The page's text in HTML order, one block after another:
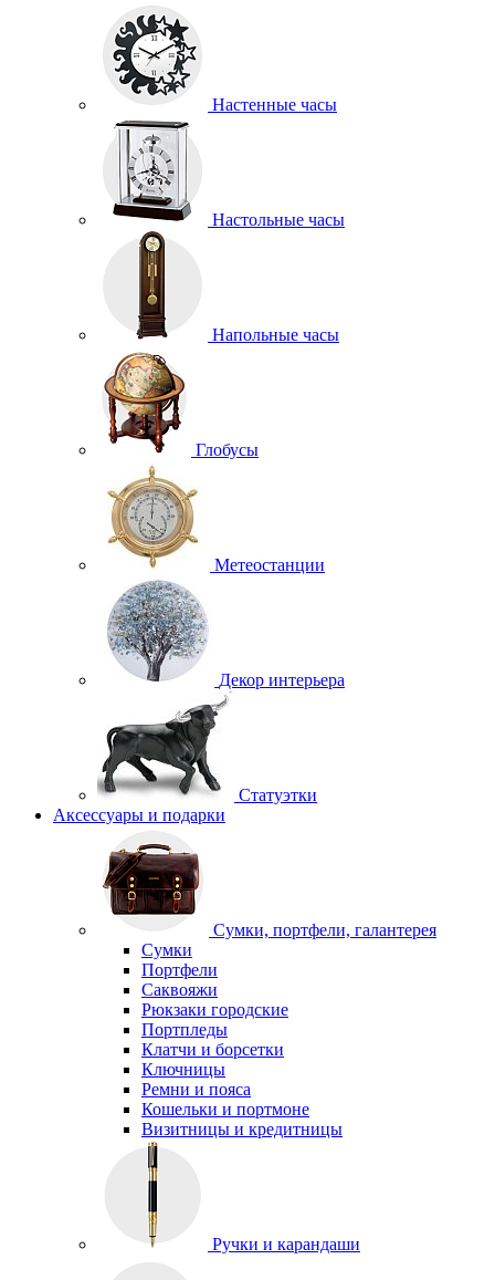
Настенные часы
Настольные часы
Напольные часы
Глобусы
Метеостанции
Декор интерьера
Статуэтки
Аксессуары и подарки
Сумки, портфели, галантерея
Сумки
Портфели
Саквояжи
Рюкзаки городские
Портпледы
Клатчи и борсетки
Ключницы
Ремни и пояса
Кошельки и портмоне
Визитницы и кредитницы
Ручки и карандаши